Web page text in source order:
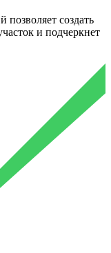
позволяет создать
и подчеркнет